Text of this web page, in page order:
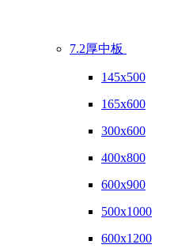
7.2厚中板
145x500
165x600
300x600
400x800
600x900
500x1000
600x1200